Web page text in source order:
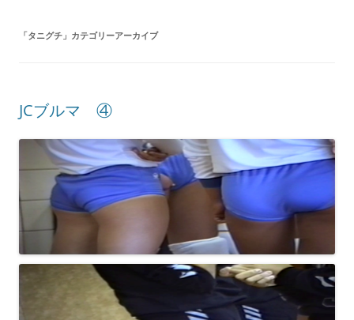
「タニグチ 」カテゴリーアーカイブ
JCブルマ ④